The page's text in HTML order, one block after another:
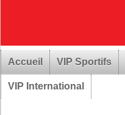
Accueil VIP Sportifs
VIP International